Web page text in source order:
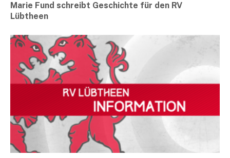
Marie Fund schreibt Geschichte für den RV
Lübtheen